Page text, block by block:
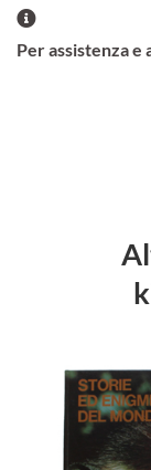
Per assistenza